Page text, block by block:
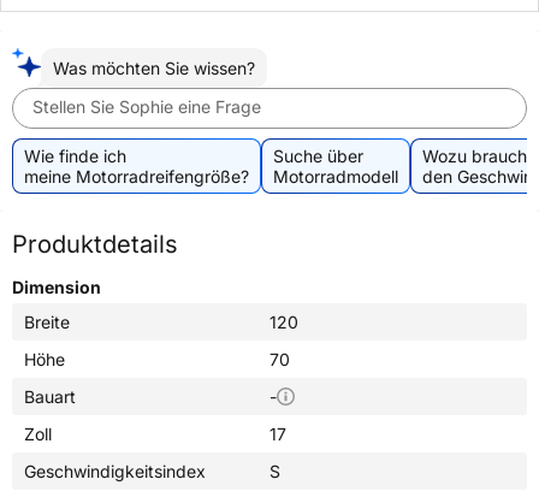
Was möchten Sie wissen?
Stellen Sie Sophie eine Frage
Wie finde ich
meine Motorradreifengröße?
Suche über
Motorradmodell
Wozu
den
Produktdetails
Dimension
Breite
120
Höhe
70
Bauart
-
Zoll
17
Geschwindigkeitsindex
S